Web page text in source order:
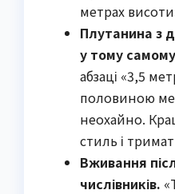
метрах
Плутанина з
у тому
абзаці «3,5
половиною
неохайно.
стиль і
Вживання
числівників.